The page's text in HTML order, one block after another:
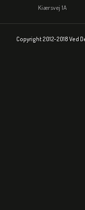
Kiærsvej 1A
Copyright 2012-2018 Ved